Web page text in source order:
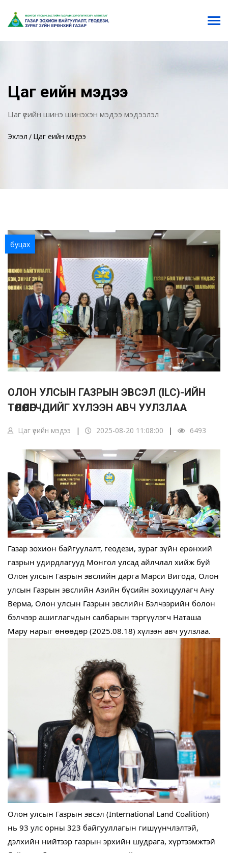
Цаг үеийн мэдээ
Цаг үеийн шинэ шинэхэн мэдээ мэдээлэл
Эхлэл Цаг үеийн мэдээ
буцах
ОЛОН УЛСЫН ГАЗРЫН ЭВСЭЛ (ILC)-ИЙН
ТӨЛӨӨЛӨГЧДИЙГ ХҮЛЭЭН АВЧ УУЛЗЛАА
Цаг үеийн мэдээ 2025-08-20 11:08:00 6493
Газар зохион байгуулалт, геодези, зураг зүйн ерөнхий
газрын удирдлагууд Монгол улсад айлчлал хийж буй
Олон улсын Газрын эвслийн дарга Марси Вигода, Олон
улсын Газрын эвслийн Азийн бүсийн зохицуулагч Ану
Верма, Олон улсын Газрын эвслийн Бэлчээрийн болон
бэлчээр ашиглагчдын салбарын тэргүүлэгч Наташа
Мару нарыг өнөөдөр (2025.08.18) хүлээн авч уулзлаа.
Олон улсын Газрын эвсэл (International Land Coalition)
нь 93 улс орны 323 байгууллагын гишүүнчлэлтэй,
дэлхийн нийтээр газрын эрхийн шудрага, хүртээмжтэй